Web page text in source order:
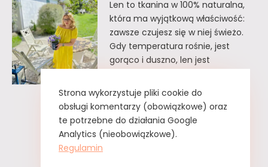
Len to tkanina w 100% naturalna,
która ma wyjątkową właściwość:
zawsze czujesz się w niej świeżo.
Gdy temperatura rośnie, jest
gorąco i duszno, len jest
faktów o lnie, których
prawdopodobnie nie znałaś. Fakty
o lnie, których nie znałaś Lnu nie
trzeba prasować. Wystarczy tzw.
Strona wykorzystuje pliki cookie do
obsługi komentarzy (obowiązkowe) oraz
te potrzebne do działania Google
Analytics (nieobowiązkowe).
Regulamin